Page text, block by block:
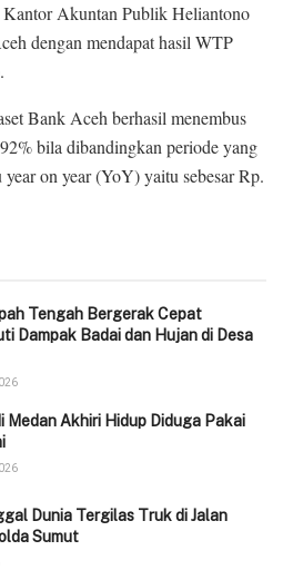
Akuntan Publik Heliantono
dengan mendapat hasil WTP
Bank Aceh berhasil menembus
bila dibandingkan periode yang
year on year (YoY) yaitu sebesar Rp.
Tengah Bergerak Cepat
Dampak Badai dan Hujan di Desa
Medan Akhiri Hidup Diduga Pakai
Dunia Tergilas Truk di Jalan
Sumut